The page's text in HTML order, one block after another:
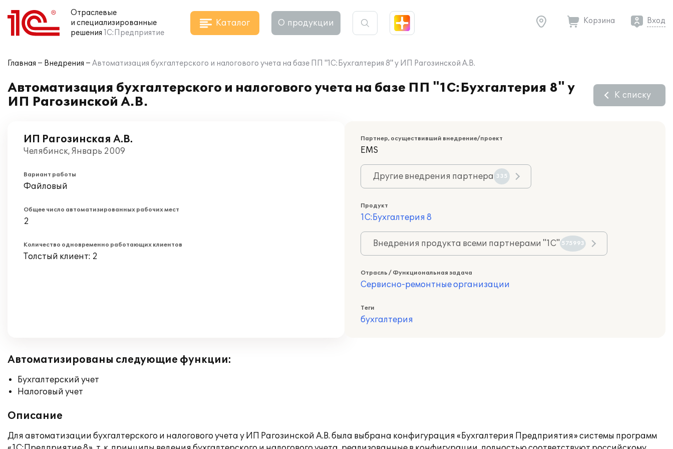
Отраслевые
и специализированные
решения 1С:Предприятие
Каталог О продукции Корзина Вход
Главная Внедрения Автоматизация бухгалтерского и налогового учета на базе ПП "1С:Бухгалтерия 8" у ИП Рагозинской А.В.
Автоматизация бухгалтерского и налогового учета на базе ПП "1С:Бухгалтерия 8" у
ИП Рагозинской А.В.
К списку
ИП Рагозинская А.В.
Челябинск, Январь 2009
Вариант работы
Файловый
Общее число автоматизированных рабочих мест
2
Количество одновременно работающих клиентов
Толстый клиент: 2
Партнер, осуществивший внедрение/проект
EMS
Другие внедрения партнера 335
Продукт
1С:Бухгалтерия 8
Внедрения продукта всеми партнерами "1С" 575993
Отрасль / Функциональная задача
Сервисно-ремонтные организации
Теги
бухгалтерия
Автоматизированы следующие функции:
Бухгалтерский учет
Налоговый учет
Описание
Для автоматизации бухгалтерского и налогового учета у ИП Рагозинской А.В. была выбрана конфигурация «Бухгалтерия Предприятия» системы программ